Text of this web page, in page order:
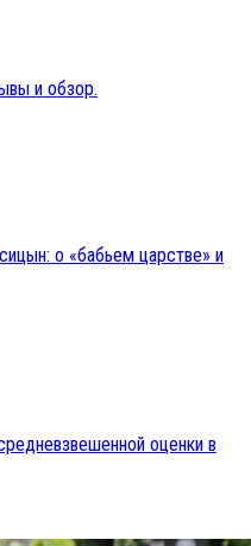
и обзор.
о «бабьем царстве» и
оценки в